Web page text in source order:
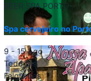
BEER SPA PORTO
Spa cervejeiro no
9 - 15 Ago
Todo Dia
Felgueiras